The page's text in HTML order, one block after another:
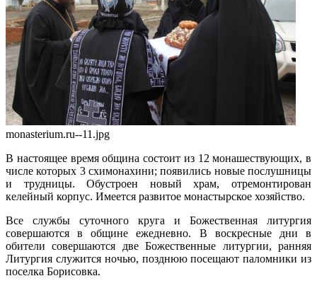
monasterium.ru--11.jpg
В настоящее время община состоит из 12 монашествующих, в
числе которых 3 схимонахини; появились новые послушницы
и трудницы. Обустроен новый храм, отремонтирован
келейный корпус. Имеется развитое монастырское хозяйство.
Все службы суточного круга и Божественная литургия
совершаются в общине ежедневно. В воскресные дни в
обители совершаются две Божественные литургии, ранняя
Литургия служится ночью, позднюю посещают паломники из
поселка Борисовка.